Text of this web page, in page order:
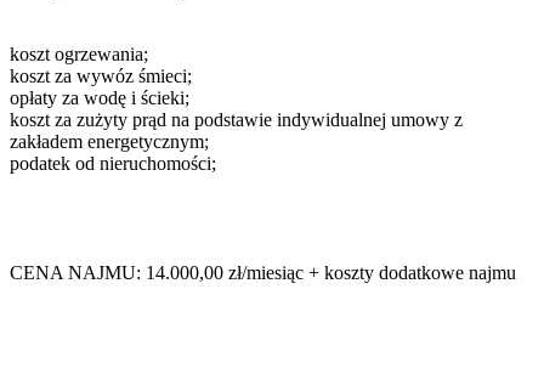
koszt ogrzewania;
koszt za wywóz śmieci;
opłaty za wodę i ścieki;
koszt za zużyty prąd na podstawie indywidualnej umowy z
zakładem energetycznym;
podatek od nieruchomości;
CENA NAJMU: 14.000,00 zł/miesiąc + koszty dodatkowe najmu